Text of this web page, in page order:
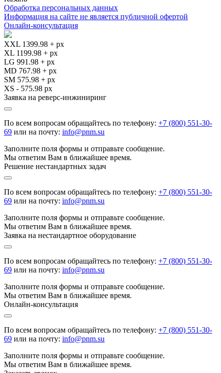
Обработка персональных данных
Информация на сайте не является публичной офертой
Онлайн-консультация
XXL 1399.98 + px
XL 1199.98 + px
LG 991.98 + px
MD 767.98 + px
SM 575.98 + px
XS - 575.98 px
Заявка на реверс-инжиниринг
По всем вопросам обращайтесь по телефону: +7 (800) 551-30-
69 или на почту: info@pnm.su
Заполните поля формы и отправьте сообщение.
Мы ответим Вам в ближайшее время.
Решение нестандартных задач
По всем вопросам обращайтесь по телефону: +7 (800) 551-30-
69 или на почту: info@pnm.su
Заполните поля формы и отправьте сообщение.
Мы ответим Вам в ближайшее время.
Заявка на нестандартное оборудование
По всем вопросам обращайтесь по телефону: +7 (800) 551-30-
69 или на почту: info@pnm.su
Заполните поля формы и отправьте сообщение.
Мы ответим Вам в ближайшее время.
Онлайн-консультация
По всем вопросам обращайтесь по телефону: +7 (800) 551-30-
69 или на почту: info@pnm.su
Заполните поля формы и отправьте сообщение.
Мы ответим Вам в ближайшее время.